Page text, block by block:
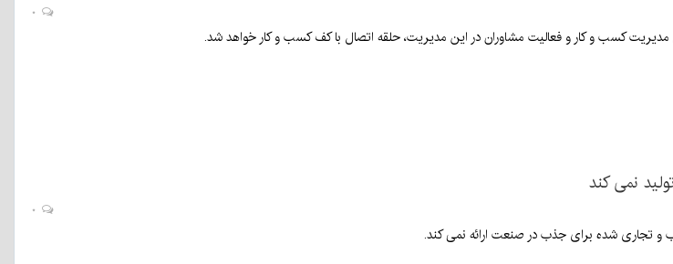
کسب و کار و فعالیت مشاوران در این مدیریت، حلقه اتصال با کف کسب و کار خواهد شد.
نمی کند
و تجاری شده برای جذب در صنعت ارائه نمی کند.